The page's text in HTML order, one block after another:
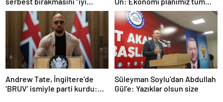
niyetle atılmış bir adım”
olarak değerlendirdi
sektörlerde başarısız oldu
Andrew Tate, İngiltere’de
‘BRUV’ ismiyle parti kurdu:
Süleyman Soylu’dan Abdullah
Gül’e: Yazıklar olsun size